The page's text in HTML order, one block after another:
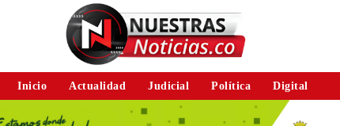
Inicio Actualidad Judicial Política Digital